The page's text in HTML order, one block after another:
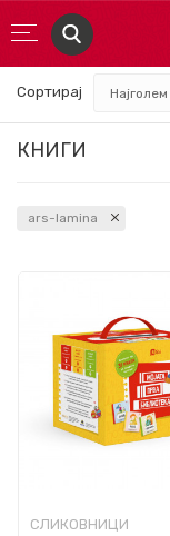
КНИГИ
Сортирај
ars-lamina
СЛИКОВНИЦИ